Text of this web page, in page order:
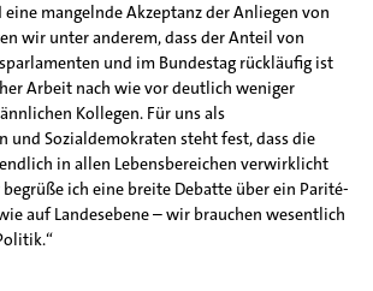
mangelnde Akzeptanz der Anliegen von
wir unter anderem, dass der Anteil von
und im Bundestag rückläufig ist
Arbeit nach wie vor deutlich weniger
Kollegen. Für uns als
und Sozialdemokraten steht fest, dass die
in allen Lebensbereichen verwirklicht
ich eine breite Debatte über ein Parité-
auf Landesebene – wir brauchen wesentlich